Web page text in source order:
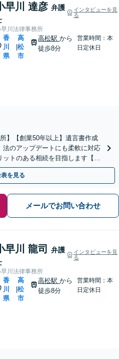
早川 達彦 弁護
インタビューを見
る
川法律事務所
香
川
県
高
松
市
高松駅から
徒歩8分
営業時間：本
日定休日
】【創業50年以上】遺言書作成
法のアップデートにも柔軟に対応
トのある相続を目指します【休
を見る
メールでお問い合わせ
早川 龍司
弁護
インタビューを見
る
川法律事務所
香
川
県
高
松
市
高松駅から
徒歩8分
営業時間：本
日定休日